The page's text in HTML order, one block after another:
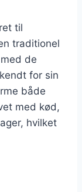
til
traditionel
de
for sin
både
med kød,
hvilket